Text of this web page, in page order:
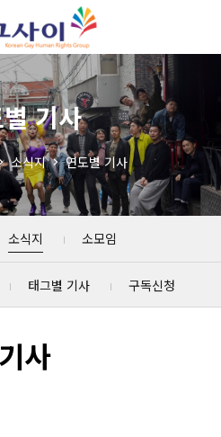
기사
소식지 연도별 기사
소식지 소모임
태그별 기사 구독신청
사